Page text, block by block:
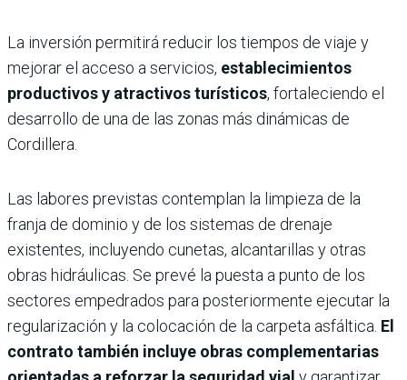
La inversión permitirá reducir los tiempos de viaje y
mejorar el acceso a servicios, establecimientos
productivos y atractivos turísticos, fortaleciendo el
desarrollo de una de las zonas más dinámicas de
Cordillera.
Las labores previstas contemplan la limpieza de la
franja de dominio y de los sistemas de drenaje
existentes, incluyendo cunetas, alcantarillas y otras
obras hidráulicas. Se prevé la puesta a punto de los
sectores empedrados para posteriormente ejecutar la
regularización y la colocación de la carpeta asfáltica. El
contrato también incluye obras complementarias